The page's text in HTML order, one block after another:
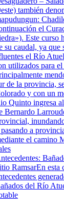
también
el
Este curso
su caudal, ya que
el Río
utilizados para
de la provincia,
y con un
Quinto ingresa
Bernardo
a
el camino
RamsarEn esta
del Río